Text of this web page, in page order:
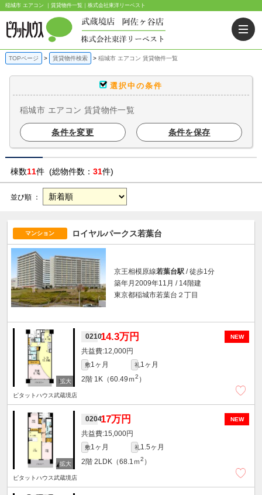
稲城市 エアコン ｜賃貸物件一覧｜株式会社東洋リーベスト
TOPページ 賃貸物件検索 稲城市 エアコン 賃貸物件一覧
選択中の条件
稲城市 エアコン 賃貸物件一覧
条件を変更 条件を保存
棟数11件 (総物件数： 31件)
並び順 ：
マンション ロイヤルパークス若葉台
京王相模原線若葉台駅 / 徒歩1分
築年月2009年11月 / 14階建
東京都稲城市若葉台２丁目
NEW
021014.3万円
12,000円
敷1ヶ月 礼1ヶ月
2階 1K（60.49ｍ2 ）
ピタットハウス武蔵境店
NEW
020417万円
15,000円
敷1ヶ月 礼1.5ヶ月
2階 2LDK（68.1ｍ2 ）
ピタットハウス武蔵境店